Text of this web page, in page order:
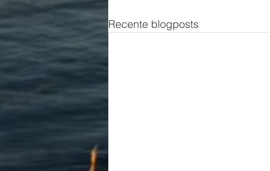
Recente blogposts